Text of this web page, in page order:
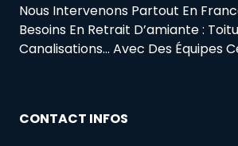
Nous Intervenons Partout En
Besoins En Retrait D’amiante :
Canalisations… Avec Des Équipes
CONTACT INFOS